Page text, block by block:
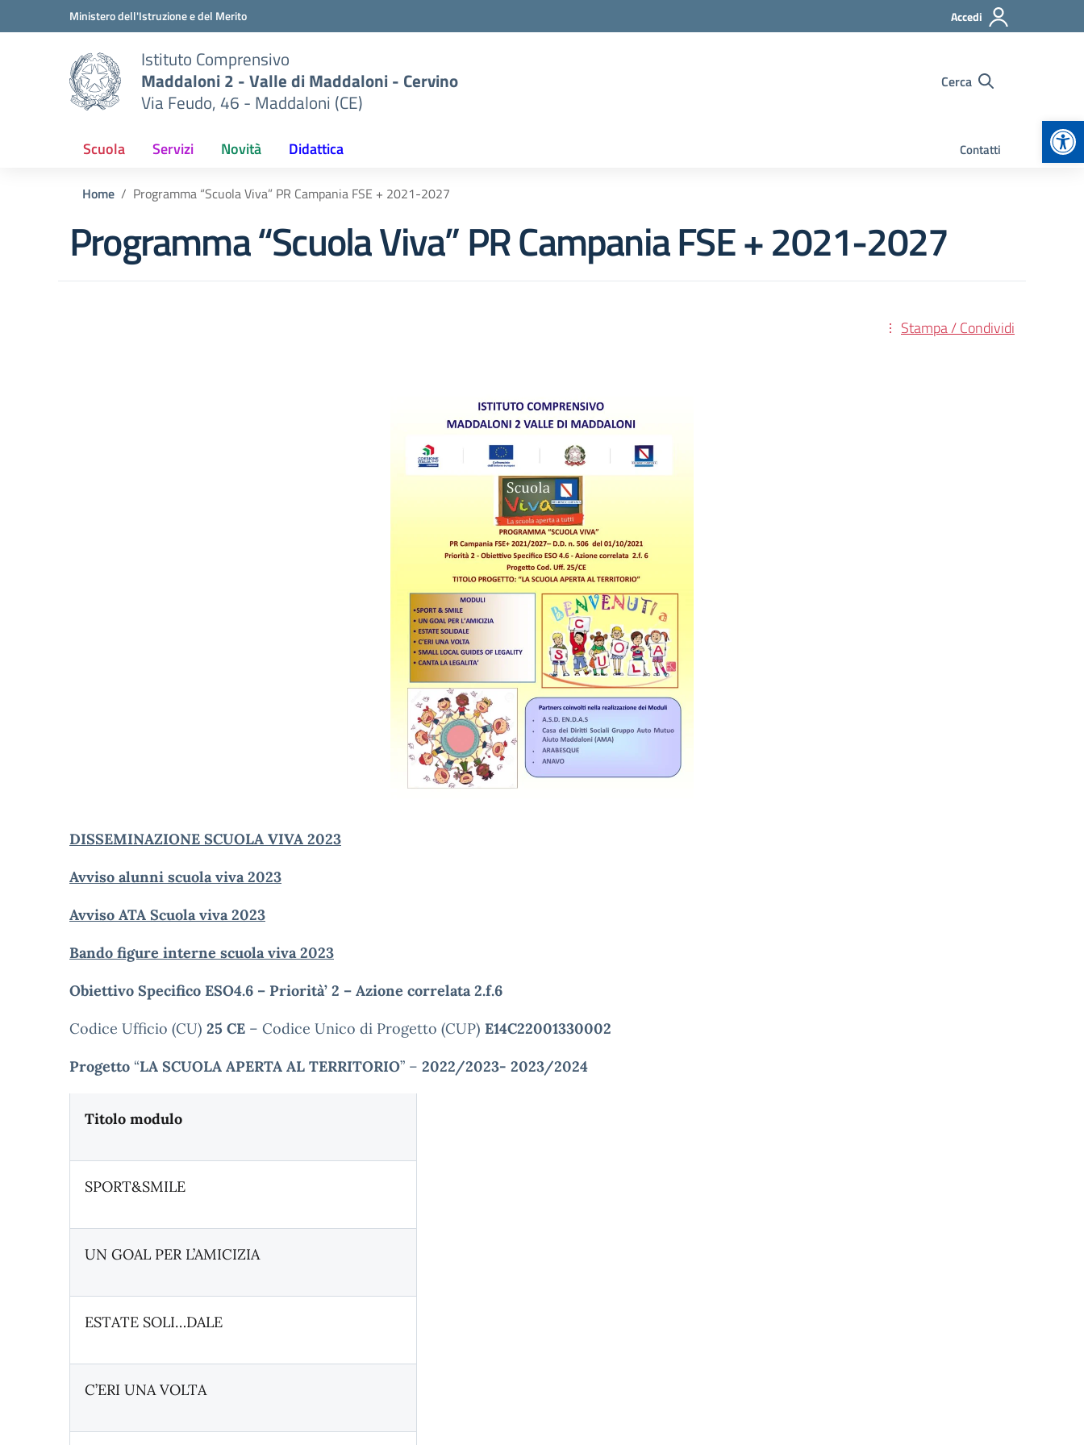
Vai ai contenuti
Vai al menu di navigazioneMinistero dell'Istruzione e del Merito Accedi
Istituto Comprensivo
Maddaloni 2 - Valle di Maddaloni - Cervino
Via Feudo, 46 - Maddaloni (CE)
Cerca
Scuola Servizi Novità Didattica Contatti
Home Programma “Scuola Viva” PR Campania FSE + 2021-2027
Programma “Scuola Viva” PR Campania FSE + 2021-2027
Stampa / Condividi
DISSEMINAZIONE SCUOLA VIVA 2023
Avviso alunni scuola viva 2023
Avviso ATA Scuola viva 2023
Bando figure interne scuola viva 2023
Obiettivo Specifico ESO4.6 – Priorità’ 2 – Azione correlata 2.f.6
Codice Ufficio (CU) 25 CE – Codice Unico di Progetto (CUP) E14C22001330002
Progetto “LA SCUOLA APERTA AL TERRITORIO” – 2022/2023- 2023/2024
Titolo modulo
SPORT&SMILE
UN GOAL PER L’AMICIZIA
ESTATE SOLI…DALE
C’ERI UNA VOLTA